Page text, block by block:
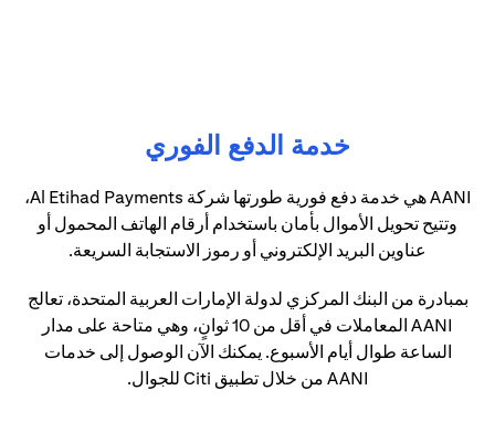
خدمة الدفع الفوري
AANI هي خدمة دفع فورية طورتها شركة Al Etihad Payments،
وتتيح تحويل الأموال بأمان باستخدام أرقام الهاتف المحمول أو
عناوين البريد الإلكتروني أو رموز الاستجابة السريعة.
بمبادرة من البنك المركزي لدولة الإمارات العربية المتحدة، تعالج
AANI المعاملات في أقل من 10 ثوانٍ، وهي متاحة على مدار
الساعة طوال أيام الأسبوع. يمكنك الآن الوصول إلى خدمات
AANI من خلال تطبيق Citi للجوال.